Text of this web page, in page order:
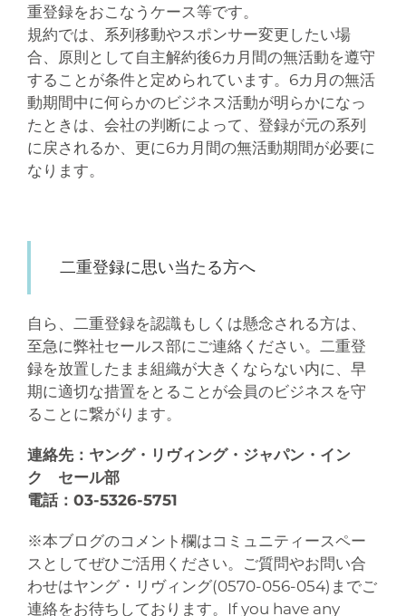
重登録をおこなうケース等です。
規約では、系列移動やスポンサー変更したい場
合、原則として自主解約後6カ月間の無活動を遵守
することが条件と定められています。6カ月の無活
動期間中に何らかのビジネス活動が明らかになっ
たときは、会社の判断によって、登録が元の系列
に戻されるか、更に6カ月間の無活動期間が必要に
なります。
二重登録に思い当たる方へ
自ら、二重登録を認識もしくは懸念される方は、
至急に弊社セールス部にご連絡ください。二重登
録を放置したまま組織が大きくならない内に、早
期に適切な措置をとることが会員のビジネスを守
ることに繋がります。
連絡先：ヤング・リヴィング・ジャパン・イン
ク セール部
電話：03-5326-5751
※本ブログのコメント欄はコミュニティースペー
スとしてぜひご活用ください。ご質問やお問い合
わせはヤング・リヴィング(0570-056-054)までご
連絡をお待ちしております。If you have any